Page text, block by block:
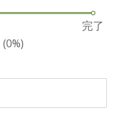
完了
(0%)